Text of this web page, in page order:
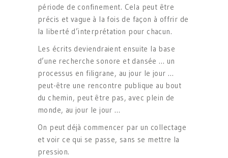
période de confinement. Cela peut être
précis et vague à la fois de façon à offrir de
la liberté d’interprétation pour chacun.
Les écrits deviendraient ensuite la base
d’une recherche sonore et dansée … un
processus en filigrane, au jour le jour …
peut-être une rencontre publique au bout
du chemin, peut être pas, avec plein de
monde, au jour le jour …
On peut déjà commencer par un collectage
et voir ce qui se passe, sans se mettre la
pression.